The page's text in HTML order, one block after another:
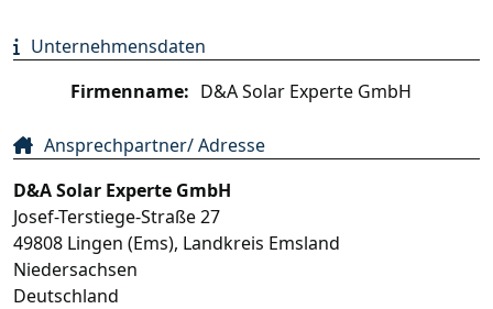
Unternehmensdaten
Firmenname: D&A Solar Experte GmbH
Ansprechpartner/ Adresse
D&A Solar Experte GmbH
Josef-Terstiege-Straße 27
49808 Lingen (Ems), Landkreis Emsland
Niedersachsen
Deutschland